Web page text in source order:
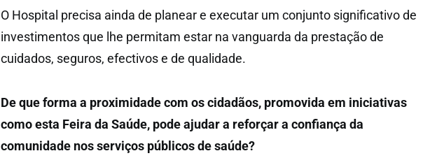
O Hospital precisa ainda de planear e executar um conjunto significativo de
investimentos que lhe permitam estar na vanguarda da prestação de
cuidados, seguros, efectivos e de qualidade.
De que forma a proximidade com os cidadãos, promovida em iniciativas
como esta Feira da Saúde, pode ajudar a reforçar a confiança da
comunidade nos serviços públicos de saúde?